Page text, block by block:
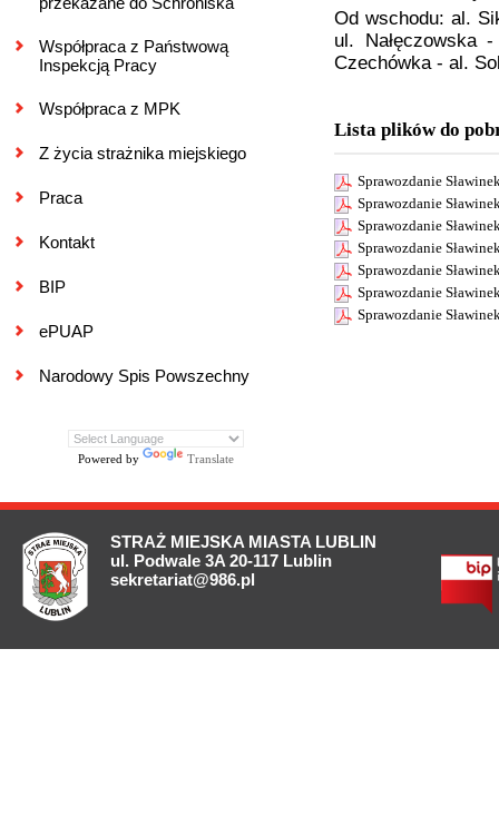
Współpraca z Państwową
Inspekcją Pracy
Współpraca z MPK
Z życia strażnika miejskiego
Praca
Kontakt
BIP
ePUAP
Narodowy Spis Powszechny
Powered by Translate
Od wschodu: al.
ul. Nałęczowska
Czechówka - al.
Lista plików do
Sprawozdanie
Sprawozdanie
Sprawozdanie
Sprawozdanie
Sprawozdanie
Sprawozdanie
Sprawozdanie
STRAŻ MIEJSKA MIASTA LUBLIN
ul. Podwale 3A 20-117 Lublin
sekretariat@986.pl